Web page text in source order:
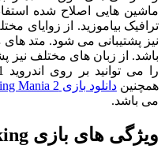
ماشین هایی اصلاح شده
ترافیک بیاموزید. از زوایای
نیز پشتیبانی می شود. متد
باشد. از زبان های مختلف نیز
همچنیندانلود بازی Parking Mania 2
می باشد.
ویژگی های بازی Real Car Parking